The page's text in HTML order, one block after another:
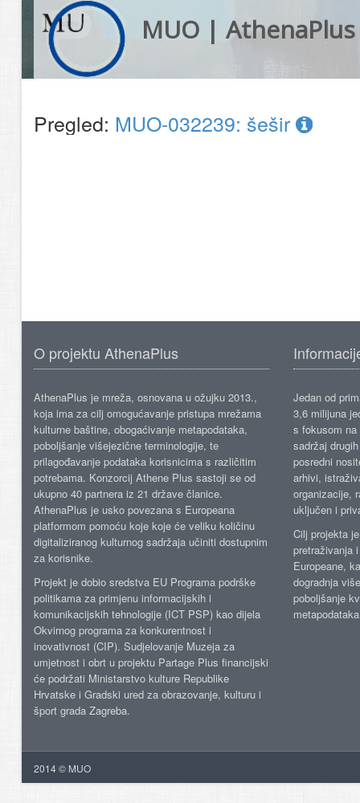
MUO | AthenaPlus
Pregled: MUO-032239: šešir
O projektu AthenaPlus
AthenaPlus je mreža, osnovana u ožujku 2013.,
koja ima za cilj omogućavanje pristupa mrežama
kulturne baštine, obogaćivanje metapodataka,
poboljšanje višejezične terminologije, te
prilagođavanje podataka korisnicima s različitim
potrebama. Konzorcij Athene Plus sastoji se od
ukupno 40 partnera iz 21 države članice.
AthenaPlus je usko povezana s Europeana
platformom pomoću koje koje će veliku količinu
digitaliziranog kulturnog sadržaja učiniti dostupnim
za korisnike.
Projekt je dobio sredstva EU Programa podrške
politikama za primjenu informacijskih i
komunikacijskih tehnologije (ICT PSP) kao dijela
Okvirnog programa za konkurentnost i
inovativnost (CIP). Sudjelovanje Muzeja za
umjetnost i obrt u projektu Partage Plus financijski
će podržati Ministarstvo kulture Republike
Hrvatske i Gradski ured za obrazovanje, kulturu i
šport grada Zagreba.
Jedan od
3,6 milijuna
s fokusom
sadržaj
posredni
arhivi,
organizacije,
uključen i
Cilj projekta
pretraživanja
Europeane,
dogradnja
poboljšanje
2014 © MUO